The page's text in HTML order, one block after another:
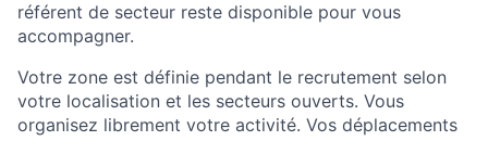
référent de secteur reste disponible pour vous
accompagner.
Votre zone est définie pendant le recrutement selon
votre localisation et les secteurs ouverts. Vous
organisez librement votre activité. Vos déplacements